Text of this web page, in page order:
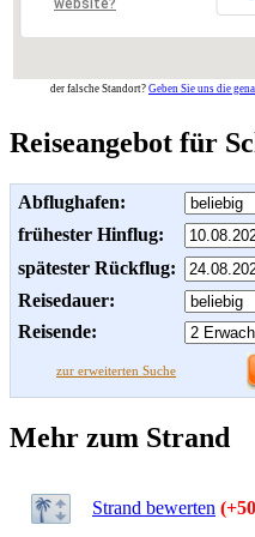
website?
der falsche Standort? Geben Sie uns die
Reiseangebot für
Abflughafen:
frühester Hinflug:
spätester Rückflug:
Reisedauer:
Reisende:
zur erweiterten Suche
Mehr zum Strand
Strand bewerten